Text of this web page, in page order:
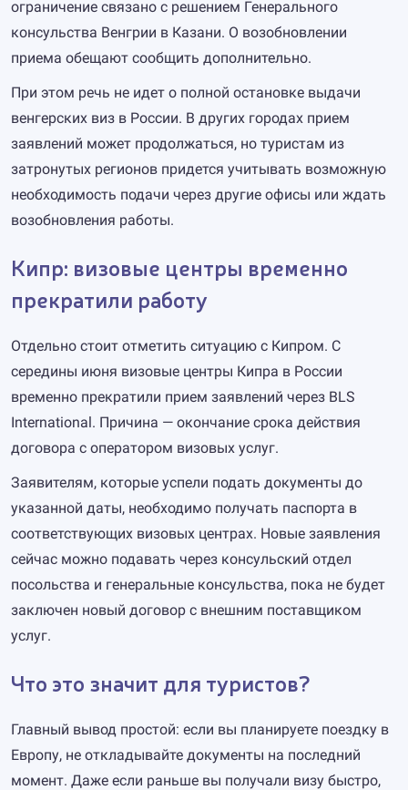
ограничение связано с решением Генерального
консульства Венгрии в Казани. О возобновлении
приема обещают сообщить дополнительно.
При этом речь не идет о полной остановке выдачи
венгерских виз в России. В других городах прием
заявлений может продолжаться, но туристам из
затронутых регионов придется учитывать возможную
необходимость подачи через другие офисы или ждать
возобновления работы.
Кипр: визовые центры временно
прекратили работу
Отдельно стоит отметить ситуацию с Кипром. С
середины июня визовые центры Кипра в России
временно прекратили прием заявлений через BLS
International. Причина — окончание срока действия
договора с оператором визовых услуг.
Заявителям, которые успели подать документы до
указанной даты, необходимо получать паспорта в
соответствующих визовых центрах. Новые заявления
сейчас можно подавать через консульский отдел
посольства и генеральные консульства, пока не будет
заключен новый договор с внешним поставщиком
услуг.
Что это значит для туристов?
Главный вывод простой: если вы планируете поездку в
Европу, не откладывайте документы на последний
момент. Даже если раньше вы получали визу быстро,